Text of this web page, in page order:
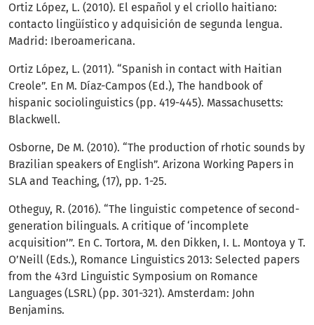
Ortiz López, L. (2010). El español y el criollo haitiano:
contacto lingüístico y adquisición de segunda lengua.
Madrid: Iberoamericana.
Ortiz López, L. (2011). “Spanish in contact with Haitian
Creole”. En M. Díaz-Campos (Ed.), The handbook of
hispanic sociolinguistics (pp. 419-445). Massachusetts:
Blackwell.
Osborne, De M. (2010). “The production of rhotic sounds by
Brazilian speakers of English”. Arizona Working Papers in
SLA and Teaching, (17), pp. 1-25.
Otheguy, R. (2016). “The linguistic competence of second-
generation bilinguals. A critique of ‘incomplete
acquisition’”. En C. Tortora, M. den Dikken, I. L. Montoya y T.
O’Neill (Eds.), Romance Linguistics 2013: Selected papers
from the 43rd Linguistic Symposium on Romance
Languages (LSRL) (pp. 301-321). Amsterdam: John
Benjamins.